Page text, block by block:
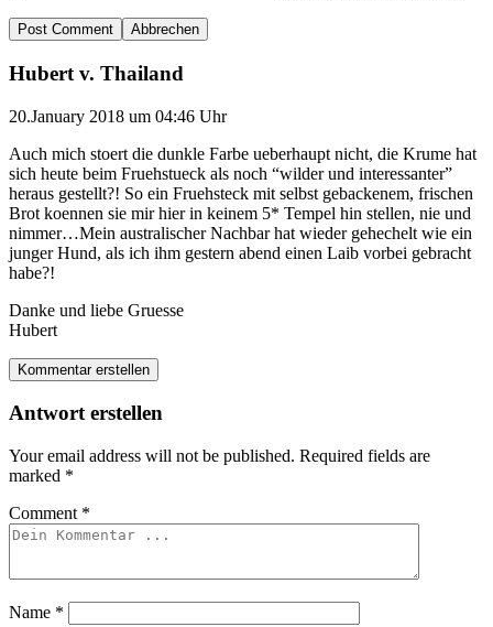
Abbrechen
Hubert v. Thailand
20.January 2018 um 04:46 Uhr
Auch mich stoert die dunkle Farbe ueberhaupt nicht, die Krume hat
sich heute beim Fruehstueck als noch “wilder und interessanter”
heraus gestellt?! So ein Fruehsteck mit selbst gebackenem, frischen
Brot koennen sie mir hier in keinem 5* Tempel hin stellen, nie und
nimmer…Mein australischer Nachbar hat wieder gehechelt wie ein
junger Hund, als ich ihm gestern abend einen Laib vorbei gebracht
habe?!
Danke und liebe Gruesse
Hubert
Kommentar erstellen
Antwort erstellen
Your email address will not be published. Required fields are
marked *
Comment *
Name *